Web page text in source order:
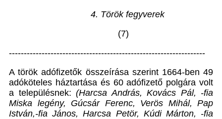
4. Török fegyverek
(7)
------------------------------------------------------------------
A török adófizetők összeírása szerint 1664-ben 49
adóköteles háztartása és 60 adófizető polgára volt
a településnek: (Harcsa András, Kovács Pál, -fia
Miska legény, Gúcsár Ferenc, Verös Mihál, Pap
István,-fia János, Harcsa Petör, Kúdi Márton, -fia